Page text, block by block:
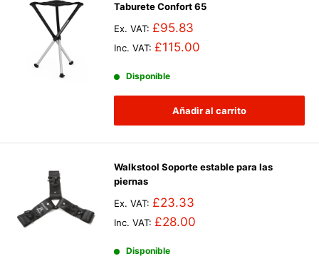
Taburete Confort 65
Ex. VAT: £95.83
Inc. VAT: £115.00
Disponible
Añadir al carrito
Walkstool Soporte estable para las
piernas
Ex. VAT: £23.33
Inc. VAT: £28.00
Disponible